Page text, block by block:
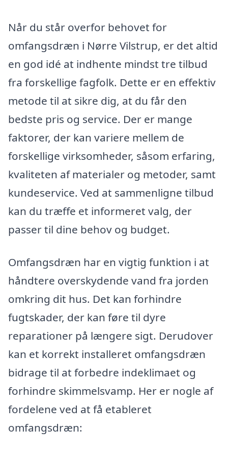
Når du står overfor behovet for
omfangsdræn i Nørre Vilstrup, er det altid
en god idé at indhente mindst tre tilbud
fra forskellige fagfolk. Dette er en effektiv
metode til at sikre dig, at du får den
bedste pris og service. Der er mange
faktorer, der kan variere mellem de
forskellige virksomheder, såsom erfaring,
kvaliteten af materialer og metoder, samt
kundeservice. Ved at sammenligne tilbud
kan du træffe et informeret valg, der
passer til dine behov og budget.
Omfangsdræn har en vigtig funktion i at
håndtere overskydende vand fra jorden
omkring dit hus. Det kan forhindre
fugtskader, der kan føre til dyre
reparationer på længere sigt. Derudover
kan et korrekt installeret omfangsdræn
bidrage til at forbedre indeklimaet og
forhindre skimmelsvamp. Her er nogle af
fordelene ved at få etableret
omfangsdræn: